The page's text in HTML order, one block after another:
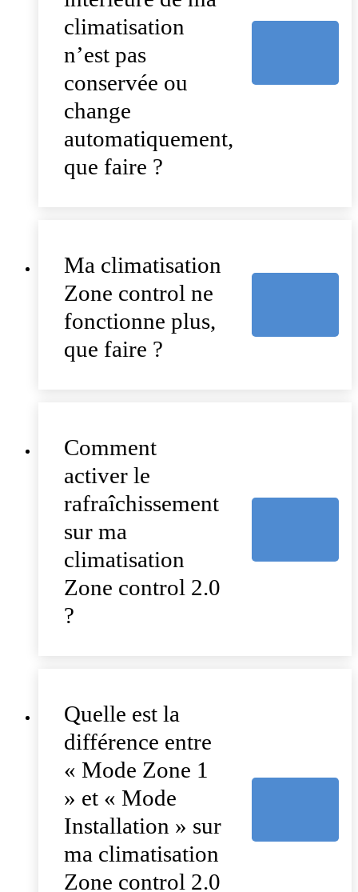
climatisation
n’est pas
conservée ou
change
automatiquement,
que faire ?
Ma climatisation
Zone control ne
fonctionne plus,
que faire ?
Comment
activer le
rafraîchissement
sur ma
climatisation
Zone control 2.0
?
Quelle est la
différence entre
« Mode Zone 1
» et « Mode
Installation » sur
ma climatisation
Zone control 2.0